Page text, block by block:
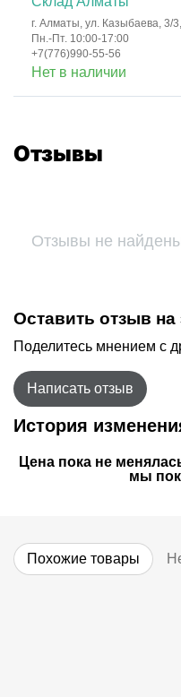
г. Алматы, ул. Казыбаева, 3/
Пн.-Пт. 10:00-17:00
+7(776)990-55-56
Нет в наличии
Отзывы
Отзывы не
Оставить отзыв на
Поделитесь мнением с
Написать отзыв
История
Цена пока не
мы
Похожие товары